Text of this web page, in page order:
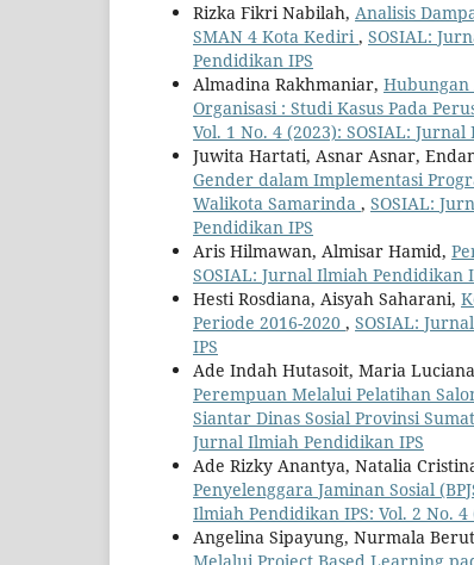
Rizka Fikri Nabilah, Analisis
SMAN 4 Kota Kediri, SOSIAL:
Pendidikan IPS
Almadina Rakhmaniar, Hubungan
Organisasi : Studi Kasus Pada
Vol. 1 No. 4 (2023): SOSIAL:
Juwita Hartati, Asnar Asnar,
Gender dalam Implementasi
Walikota Samarinda , SOSIAL:
Pendidikan IPS
Aris Hilmawan, Almisar Hamid,
SOSIAL: Jurnal Ilmiah Pendidikan
Hesti Rosdiana, Aisyah Saharani,
Periode 2016-2020 , SOSIAL:
IPS
Ade Indah Hutasoit, Maria
Perempuan Melalui Pelatihan
Siantar Dinas Sosial Provinsi
Jurnal Ilmiah Pendidikan IPS
Ade Rizky Anantya, Natalia
Penyelenggara Jaminan Sosial
Ilmiah Pendidikan IPS: Vol. 2 No.
Angelina Sipayung, Nurmala